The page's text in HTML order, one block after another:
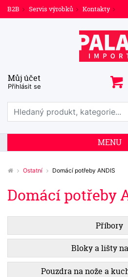
B2B Servis výrobků Kontakty
Můj účet
Přihlásit se
Prohledat web
MENU
Ostatní Domácí potřeby ANDIS
Domácí potřeby
Příbory
Bloky a lišty
Pouzdra na nože a